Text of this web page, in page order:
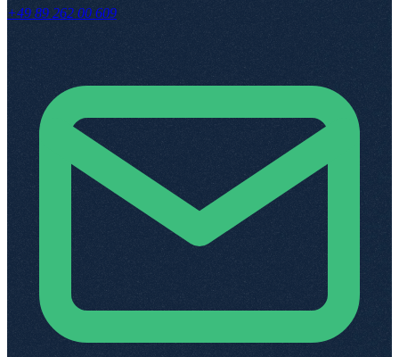
+49 89 262 00 609